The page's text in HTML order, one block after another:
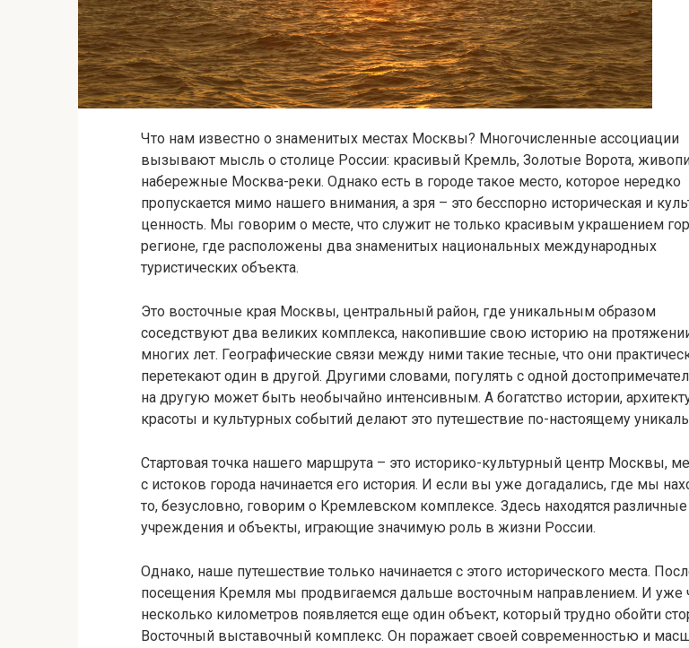
Что нам известно о знаменитых местах Москвы? Многочисленные ассоциации
вызывают мысль о столице России: красивый Кремль, Золотые Ворота,
набережные Москва-реки. Однако есть в городе такое место, которое нередко
пропускается мимо нашего внимания, а зря – это бесспорно историческая и
ценность. Мы говорим о месте, что служит не только красивым украшением
регионе, где расположены два знаменитых национальных международных
туристических объекта.
Это восточные края Москвы, центральный район, где уникальным образом
соседствуют два великих комплекса, накопившие свою историю на
многих лет. Географические связи между ними такие тесные, что они
перетекают один в другой. Другими словами, погулять с одной
на другую может быть необычайно интенсивным. А богатство истории,
красоты и культурных событий делают это путешествие по-настоящему
Стартовая точка нашего маршрута – это историко-культурный центр Москвы,
с истоков города начинается его история. И если вы уже догадались, где мы
то, безусловно, говорим о Кремлевском комплексе. Здесь находятся различные
учреждения и объекты, играющие значимую роль в жизни России.
Однако, наше путешествие только начинается с этого исторического места.
посещения Кремля мы продвигаемся дальше восточным направлением. И уже
несколько километров появляется еще один объект, который трудно обойти
Восточный выставочный комплекс. Он поражает своей современностью и